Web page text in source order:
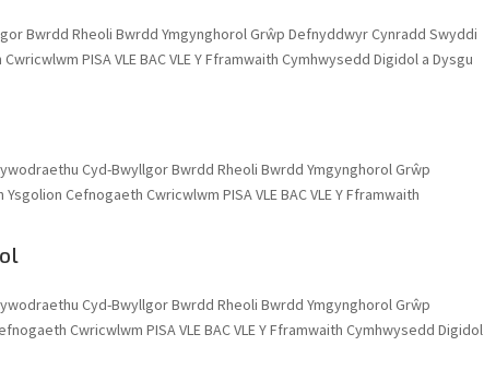
Bwrdd Rheoli Bwrdd Ymgynghorol Grŵp Defnyddwyr Cynradd Swyddi
PISA VLE BAC VLE Y Fframwaith Cymhwysedd Digidol a Dysgu
Cyd-Bwyllgor Bwrdd Rheoli Bwrdd Ymgynghorol Grŵp
Cefnogaeth Cwricwlwm PISA VLE BAC VLE Y Fframwaith
Cyd-Bwyllgor Bwrdd Rheoli Bwrdd Ymgynghorol Grŵp
Cwricwlwm PISA VLE BAC VLE Y Fframwaith Cymhwysedd Digidol